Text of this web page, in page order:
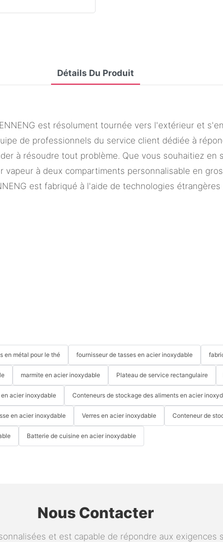
Détails Du Produit
est résolument tournée vers l'extérieur et
de professionnels du service client dédiée à
à résoudre tout problème. Que vous souhaitiez
à deux compartiments personnalisable en
est fabriqué à l'aide de technologies étrangères
en métal pour le thé fournisseur de tasses en acier inoxydable
marmite en acier inoxydable Plateau de service rectangulaire
acier inoxydable Conteneurs de stockage des aliments en acier
en acier inoxydable Verres en acier inoxydable Conteneur de
Batterie de cuisine en acier inoxydable
Nous Contacter
et est capable de répondre aux exigences